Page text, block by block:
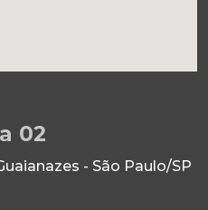
02
- São Paulo/SP